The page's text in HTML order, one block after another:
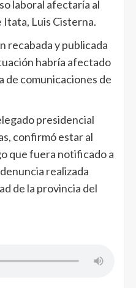
laboral afectaría al
Luis Cisterna.
recabada y publicada
habría afectado
de comunicaciones de
presidencial
confirmó estar al
que fuera notificado a
realizada
de la provincia del